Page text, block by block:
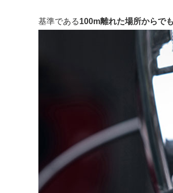
基準である100m離れた場所からで